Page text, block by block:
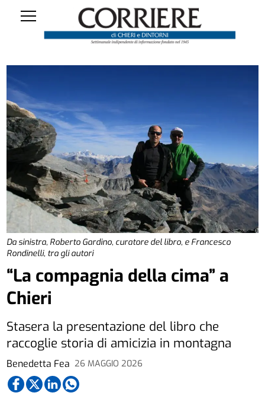
Da sinistra, Roberto Gardino, curatore del libro, e Francesco
Rondinelli, tra gli autori
Benedetta Fea 26 MAGGIO 2026
“La compagnia della cima” a
Chieri
Stasera la presentazione del libro che
raccoglie storia di amicizia in montagna